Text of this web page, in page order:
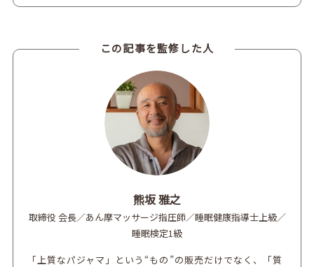
この記事を監修した人
熊坂 雅之
取締役 会長／あん摩マッサージ指圧師／睡眠健康指導士上級／
睡眠検定1級
「上質なパジャマ」という“もの”の販売だけでなく、「質